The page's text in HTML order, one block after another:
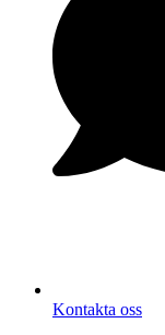
Kontakta oss